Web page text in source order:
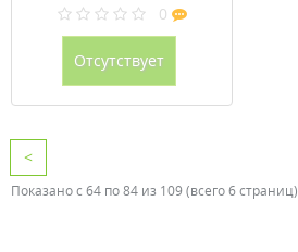
0
Отсутствует
<
Показано с 64 по 84 из 109 (всего 6 страниц)